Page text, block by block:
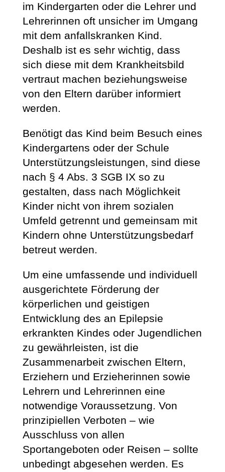
im Kindergarten oder die Lehrer und
Lehrerinnen oft unsicher im Umgang
mit dem anfallskranken Kind.
Deshalb ist es sehr wichtig, dass
sich diese mit dem Krankheitsbild
vertraut machen beziehungsweise
von den Eltern darüber informiert
werden.
Benötigt das Kind beim Besuch eines
Kindergartens oder der Schule
Unterstützungsleistungen, sind diese
nach § 4 Abs. 3 SGB IX so zu
gestalten, dass nach Möglichkeit
Kinder nicht von ihrem sozialen
Umfeld getrennt und gemeinsam mit
Kindern ohne Unterstützungsbedarf
betreut werden.
Um eine umfassende und individuell
ausgerichtete Förderung der
körperlichen und geistigen
Entwicklung des an Epilepsie
erkrankten Kindes oder Jugendlichen
zu gewährleisten, ist die
Zusammenarbeit zwischen Eltern,
Erziehern und Erzieherinnen sowie
Lehrern und Lehrerinnen eine
notwendige Voraussetzung. Von
prinzipiellen Verboten – wie
Ausschluss von allen
Sportangeboten oder Reisen – sollte
unbedingt abgesehen werden. Es